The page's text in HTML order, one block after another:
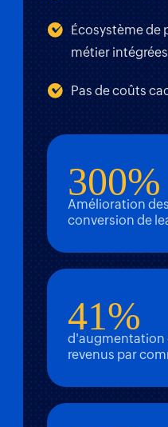
Écosystème de
métier intégrées
Pas de coûts
300%
Amélioration
conversion de
41%
d'augmentation
revenus par